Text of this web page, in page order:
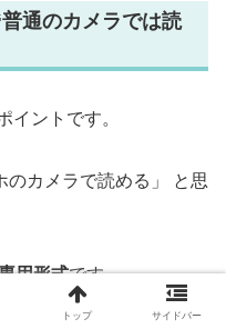
通のカメラでは読
イントです。
のカメラで読める」 と思
用形式です。
トップ サイドバー